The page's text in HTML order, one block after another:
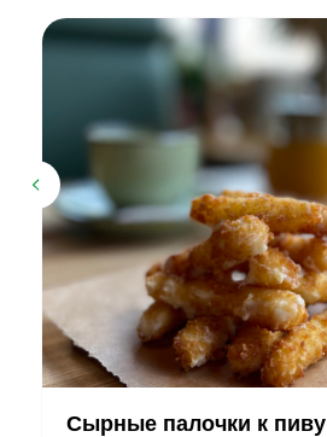
Сырные палочки к пиву